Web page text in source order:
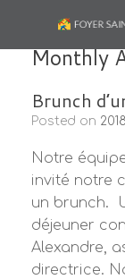
Monthly
Brunch
Posted on
Notre
invité notre
un brunch.
déjeuner
Alexandre,
directrice.